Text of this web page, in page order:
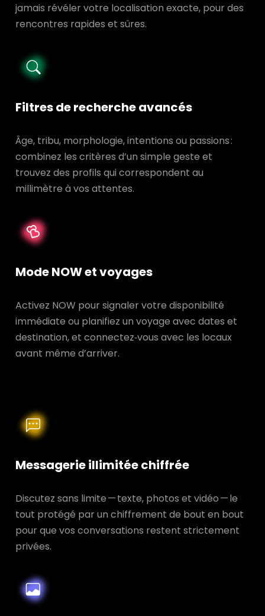
jamais révéler votre localisation exacte, pour des
rencontres rapides et sûres.
Filtres de recherche avancés
Âge, tribu, morphologie, intentions ou passions :
combinez les critères d’un simple geste et
trouvez des profils qui correspondent au
millimètre à vos attentes.
Mode NOW et voyages
Activez NOW pour signaler votre disponibilité
immédiate ou planifiez un voyage avec dates et
destination, et connectez‑vous avec les locaux
avant même d’arriver.
Messagerie illimitée chiffrée
Discutez sans limite — texte, photos et vidéo — le
tout protégé par un chiffrement de bout en bout
pour que vos conversations restent strictement
privées.